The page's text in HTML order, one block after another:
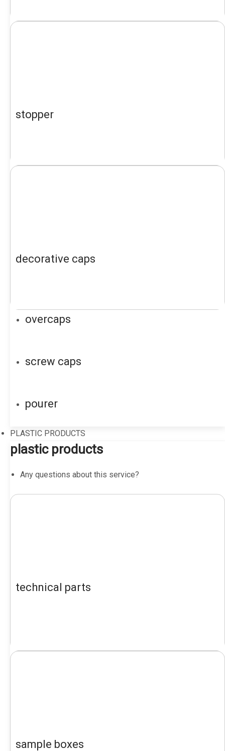
stopper
decorative caps
overcaps
screw caps
pourer
PLASTIC PRODUCTS
plastic products
Any questions about this service?
technical parts
sample boxes